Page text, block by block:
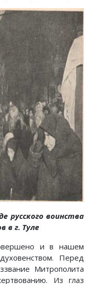
русского воинства
в г. Туле
и в нашем
Перед
Митрополита
Из глаз